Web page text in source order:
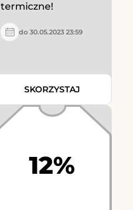
termiczne!
do 30.05.2023 23:59
SKORZYSTAJ
12%